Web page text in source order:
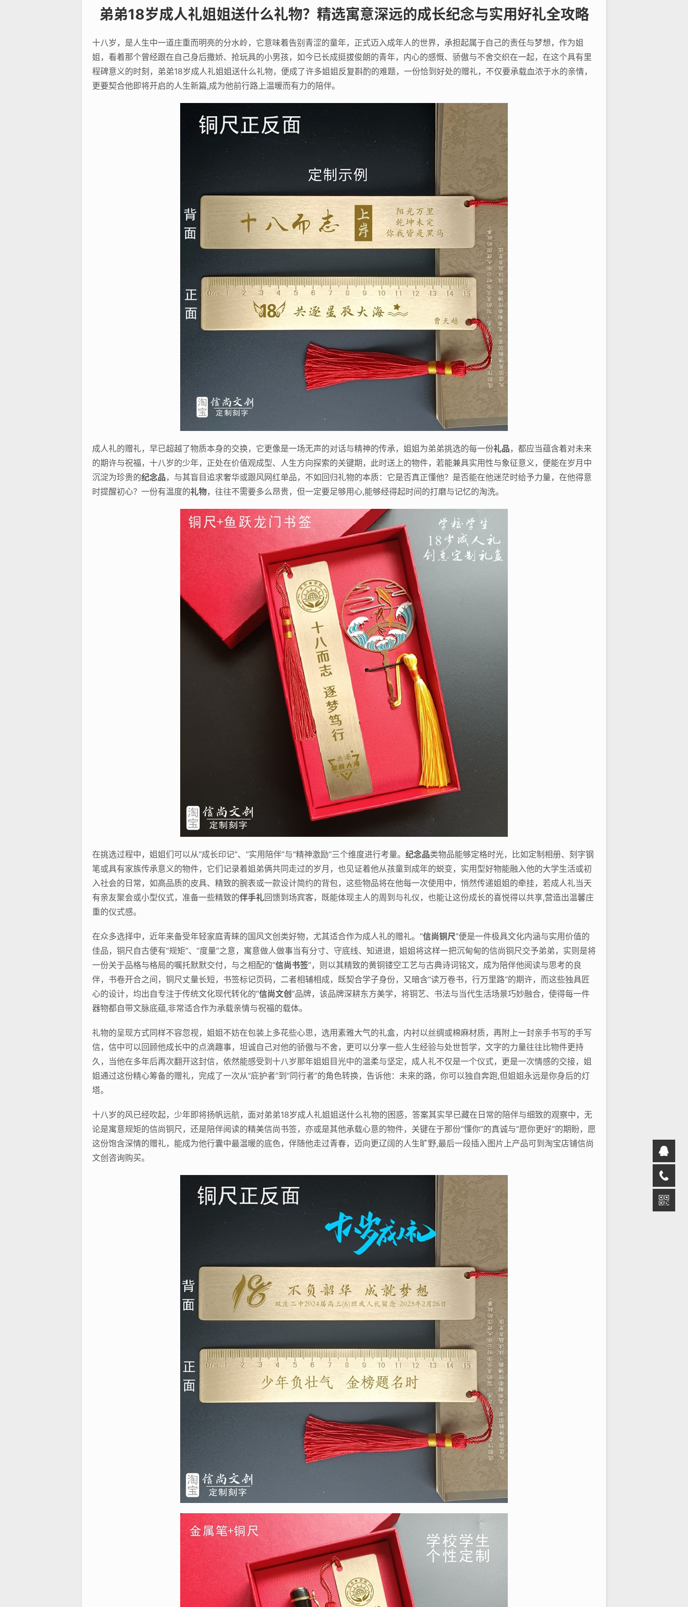
弟弟18岁成人礼姐姐送什么礼物？精选寓意深远的成长纪念与实用好礼全攻略
十八岁，是人生中一道庄重而明亮的分水岭，它意味着告别青涩的童年，正式迈入成年人的世界，承担起属于自己的责任与梦想，作为姐
姐，看着那个曾经跟在自己身后撒娇、抢玩具的小男孩，如今已长成挺拔俊朗的青年，内心的感慨、骄傲与不舍交织在一起，在这个具有里
程碑意义的时刻，弟弟18岁成人礼姐姐送什么礼物，便成了许多姐姐反复斟酌的难题，一份恰到好处的赠礼，不仅要承载血浓于水的亲情，
更要契合他即将开启的人生新篇,成为他前行路上温暖而有力的陪伴。
成人礼的赠礼，早已超越了物质本身的交换，它更像是一场无声的对话与精神的传承，姐姐为弟弟挑选的每一份礼品，都应当蕴含着对未来
的期许与祝福，十八岁的少年，正处在价值观成型、人生方向探索的关键期，此时送上的物件，若能兼具实用性与象征意义，便能在岁月中
沉淀为珍贵的纪念品，与其盲目追求奢华或跟风网红单品，不如回归礼物的本质：它是否真正懂他？是否能在他迷茫时给予力量，在他得意
时提醒初心？一份有温度的礼物，往往不需要多么昂贵，但一定要足够用心,能够经得起时间的打磨与记忆的淘洗。
在挑选过程中，姐姐们可以从“成长印记”、“实用陪伴”与“精神激励”三个维度进行考量。 纪念品类物品能够定格时光，比如定制相册、刻字钢
笔或具有家族传承意义的物件，它们记录着姐弟俩共同走过的岁月，也见证着他从孩童到成年的蜕变，实用型好物能融入他的大学生活或初
入社会的日常，如高品质的皮具、精致的腕表或一款设计简约的背包，这些物品将在他每一次使用中，悄然传递姐姐的牵挂，若成人礼当天
有亲友聚会或小型仪式，准备一些精致的伴手礼回馈到场宾客，既能体现主人的周到与礼仪，也能让这份成长的喜悦得以共享,营造出温馨庄
重的仪式感。
在众多选择中，近年来备受年轻家庭青睐的国风文创类好物，尤其适合作为成人礼的赠礼。“信尚铜尺”便是一件极具文化内涵与实用价值的
佳品，铜尺自古便有“规矩”、“度量”之意，寓意做人做事当有分寸、守底线、知进退，姐姐将这样一把沉甸甸的信尚铜尺交予弟弟，实则是将
一份关于品格与格局的嘱托默默交付，与之相配的“信尚书签”，则以其精致的黄铜镂空工艺与古典诗词铭文，成为陪伴他阅读与思考的良
伴，书卷开合之间，铜尺丈量长短，书签标记页码，二者相辅相成，既契合学子身份，又暗含“读万卷书，行万里路”的期许，而这些独具匠
心的设计，均出自专注于传统文化现代转化的“信尚文创”品牌，该品牌深耕东方美学，将铜艺、书法与当代生活场景巧妙融合，使得每一件
器物都自带文脉底蕴,非常适合作为承载亲情与祝福的载体。
礼物的呈现方式同样不容忽视，姐姐不妨在包装上多花些心思，选用素雅大气的礼盒，内衬以丝绸或棉麻材质，再附上一封亲手书写的手写
信，信中可以回顾他成长中的点滴趣事，坦诚自己对他的骄傲与不舍，更可以分享一些人生经验与处世哲学，文字的力量往往比物件更持
久，当他在多年后再次翻开这封信，依然能感受到十八岁那年姐姐目光中的温柔与坚定，成人礼不仅是一个仪式，更是一次情感的交接，姐
姐通过这份精心筹备的赠礼，完成了一次从“庇护者”到“同行者”的角色转换，告诉他：未来的路，你可以独自奔跑,但姐姐永远是你身后的灯
塔。
十八岁的风已经吹起，少年即将扬帆远航，面对弟弟18岁成人礼姐姐送什么礼物的困惑，答案其实早已藏在日常的陪伴与细致的观察中，无
论是寓意规矩的信尚铜尺，还是陪伴阅读的精美信尚书签，亦或是其他承载心意的物件，关键在于那份“懂你”的真诚与“愿你更好”的期盼，愿
这份饱含深情的赠礼，能成为他行囊中最温暖的底色，伴随他走过青春，迈向更辽阔的人生旷野,最后一段插入图片上产品可到淘宝店铺信尚
文创咨询购买。